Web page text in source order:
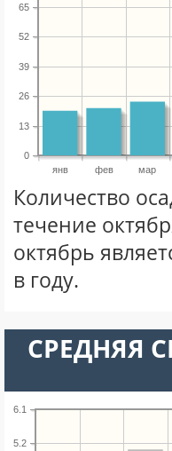
янв фев мар
0
13
26
39
52
65
Количество
течение
октябрь
в году.
СРЕДНЯЯ
5.2
6.1